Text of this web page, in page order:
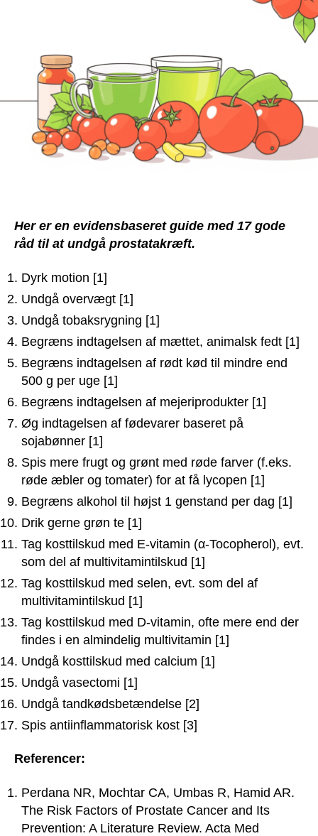
Her er en evidensbaseret guide med 17 gode
råd til at undgå prostatakræft.
Dyrk motion [1]
Undgå overvægt [1]
Undgå tobaksrygning [1]
Begræns indtagelsen af mættet, animalsk fedt [1]
Begræns indtagelsen af rødt kød til mindre end
500 g per uge [1]
Begræns indtagelsen af mejeriprodukter [1]
Øg indtagelsen af fødevarer baseret på
sojabønner [1]
Spis mere frugt og grønt med røde farver (f.eks.
røde æbler og tomater) for at få lycopen [1]
Begræns alkohol til højst 1 genstand per dag [1]
Drik gerne grøn te [1]
Tag kosttilskud med E-vitamin (α-Tocopherol), evt.
som del af multivitamintilskud [1]
Tag kosttilskud med selen, evt. som del af
multivitamintilskud [1]
Tag kosttilskud med D-vitamin, ofte mere end der
findes i en almindelig multivitamin [1]
Undgå kosttilskud med calcium [1]
Undgå vasectomi [1]
Undgå tandkødsbetændelse [2]
Spis antiinflammatorisk kost [3]
Referencer:
Perdana NR, Mochtar CA, Umbas R, Hamid AR.
The Risk Factors of Prostate Cancer and Its
Prevention: A Literature Review. Acta Med